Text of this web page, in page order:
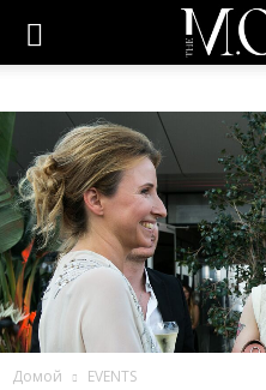
Домой EVENTS